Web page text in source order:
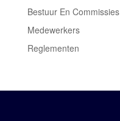
Bestuur En Commissies
Medewerkers
Reglementen